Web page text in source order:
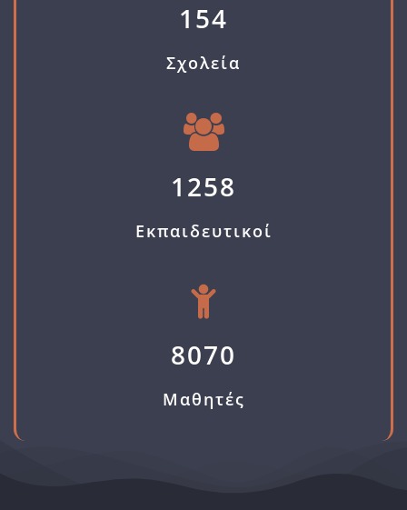
154
Σχολεία
1258
Εκπαιδευτικοί
8070
Μαθητές